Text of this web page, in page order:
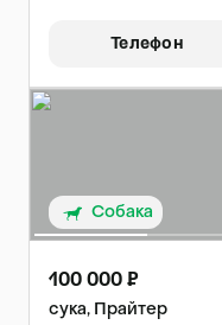
Телефон
Собака
100 000 ₽
сука, Прайтер